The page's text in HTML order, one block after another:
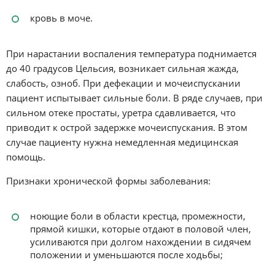
кровь в моче.
При нарастании воспаления температура поднимается
до 40 градусов Цельсия, возникает сильная жажда,
слабость, озноб. При дефекации и мочеиспускании
пациент испытывает сильные боли. В ряде случаев, при
сильном отеке простаты, уретра сдавливается, что
приводит к острой задержке мочеиспускания. В этом
случае пациенту нужна немедленная медицинская
помощь.
Признаки хронической формы заболевания:
ноющие боли в области крестца, промежности,
прямой кишки, которые отдают в половой член,
усиливаются при долгом нахождении в сидячем
положении и уменьшаются после ходьбы;